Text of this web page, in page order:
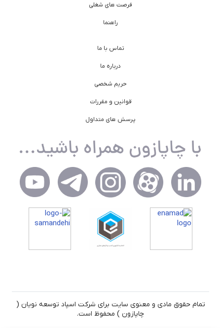
فرصت های شغلی
راهنما
تماس با ما
درباره ما
حریم شخصی
قوانین و مقررات
پرسش های متداول
تمام حقوق مادی و معنوی سایت برای شرکت اسپاد توسعه نویان (
چاپازون ) محفوظ است.